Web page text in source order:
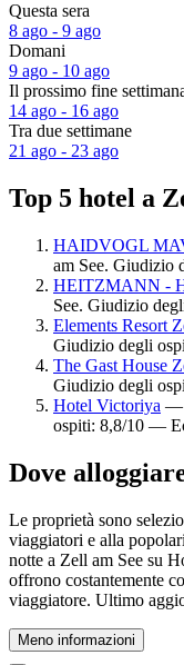
Questa sera
8 ago - 9 ago
Domani
9 ago - 10 ago
Il prossimo fine
14 ago - 16 ago
Tra due settimane
21 ago - 23 ago
Top 5 hotel a
HAIDVOGL
am See. Giudizio
HEITZMANN -
See. Giudizio
Elements Resort
Giudizio degli
The Gast House
Giudizio degli
Hotel Victoriya —
ospiti: 8,8/10 —
Dove
Le proprietà sono
viaggiatori e alla
notte a Zell am See su
offrono costantemente
viaggiatore. Ultimo
Meno informazioni